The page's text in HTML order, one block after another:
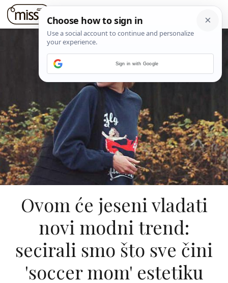
Ovom će jeseni vladati
novi modni trend:
secirali smo što sve čini
'soccer mom' estetiku
Sign in with Google